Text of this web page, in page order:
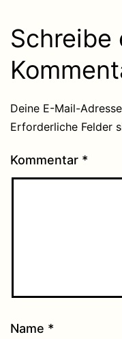
Schreibe
Deine E-Mail-
Erforderliche Felder
Kommentar *
Name *